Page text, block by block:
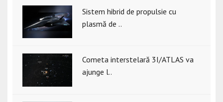
Sistem hibrid de propulsie cu
plasmă de ..
Cometa interstelară 3I/ATLAS va
ajunge l..